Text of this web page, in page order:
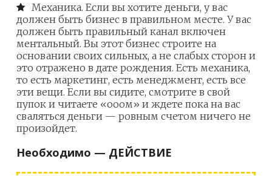
Механика. Если вы хотите деньги, у вас
должен быть бизнес в правильном месте. У вас
должен быть правильный канал включен
ментальный. Вы этот бизнес строите на
основании своих сильных, а не слабых сторон и
это отражено в дате рождения. Есть механика,
то есть маркетинг, есть менеджмент, есть все
эти вещи. Если вы сидите, смотрите в свой
пупок и читаете «ооом» и ждете пока на вас
сваляться деньги — ровным счетом ничего не
произойдет.
Необходимо — ДЕЙСТВИЕ